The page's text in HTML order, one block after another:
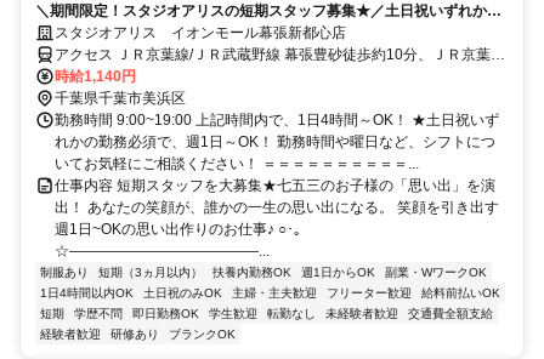
＼期間限定！スタジオアリスの短期スタッフ募集★／土日祝いずれかの
勤務必須で週1日、1日4h～OK！
スタジオアリス イオンモール幕張新都心店
アクセス ＪＲ京葉線/ＪＲ武蔵野線 幕張豊砂徒歩約10分、ＪＲ京葉線/
ＪＲ武蔵野線 海浜幕張北口(中央口)徒歩約15分、ＪＲ京葉線/ＪＲ武
蔵野線 新習志野南口徒歩約34分 JR京葉線 幕張豊砂駅より徒歩2分 ※
豊砂公園近く
時給1,140円
千葉県千葉市美浜区
勤務時間 9:00~19:00 上記時間内で、1日4時間～OK！ ★土日祝いず
れかの勤務必須で、週1日～OK！ 勤務時間や曜日など、シフトにつ
いてお気軽にご相談ください！ ＝＝＝＝＝＝＝＝＝＝...
仕事内容 短期スタッフを大募集★七五三のお子様の「思い出」を演
出！ あなたの笑顔が、誰かの一生の思い出になる。 笑顔を引き出す
週1日~OKの思い出作りのお仕事♪ ○･｡
☆―――――――――――――...
制服あり 短期（3ヵ月以内） 扶養内勤務OK 週1日からOK
副業・WワークOK
1日4時間以内OK
土日祝のみOK 主婦・主夫歓迎 フリーター歓迎
給料前払いOK
短期
学歴不問 即日勤務OK 学生歓迎 転勤なし 未経験者歓迎
交通費全額支給
経験者歓迎
研修あり ブランクOK